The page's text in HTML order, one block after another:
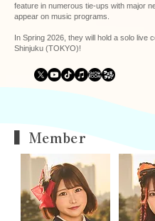
feature in numerous tie-ups with major
appear on music programs.
In Spring 2026, they will hold a solo live
Shinjuku (TOKYO)!
▍Member